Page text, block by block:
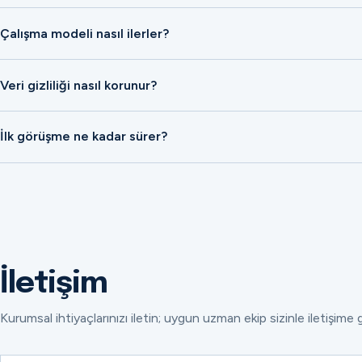
Çalışma modeli nasıl ilerler?
Veri gizliliği nasıl korunur?
İlk görüşme ne kadar sürer?
İletişim
Kurumsal ihtiyaçlarınızı iletin; uygun uzman ekip sizinle iletişime